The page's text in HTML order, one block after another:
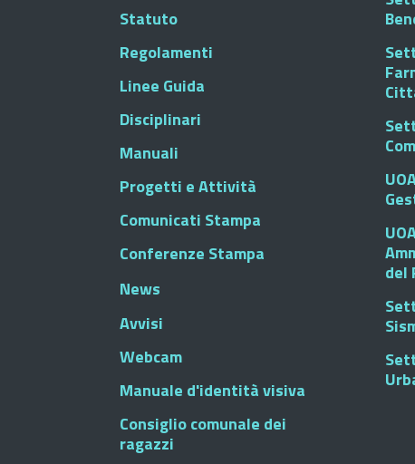
Statuto
Regolamenti
Linee Guida
Disciplinari
Manuali
Progetti e Attività
Comunicati Stampa
Conferenze Stampa
News
Avvisi
Webcam
Manuale d'identità visiva
Consiglio comunale dei
ragazzi
del